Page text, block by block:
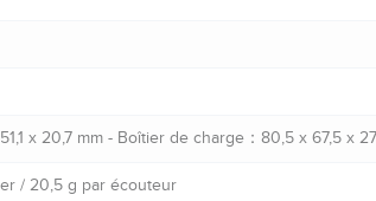
x 20,7 mm - Boîtier de charge：80,5 x 67,5 x
/ 20,5 g par écouteur